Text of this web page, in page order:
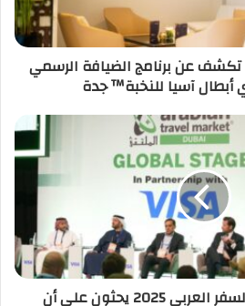
عن برنامج الضيافة الرسمي
أبطال آسيا للنخبة™ جدة
خبراء معرض سوق السفر العربي 2025 يحثون على أن